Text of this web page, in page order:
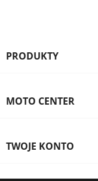
PRODUKTY
MOTO CENTER
TWOJE KONTO